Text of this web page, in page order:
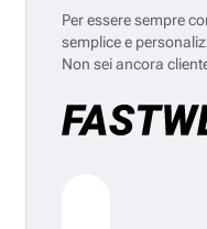
Per essere sempre
semplice e
Non sei ancora